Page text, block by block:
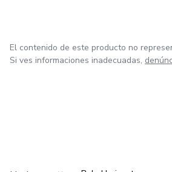
El contenido de este producto no
Si ves informaciones inadecuadas,